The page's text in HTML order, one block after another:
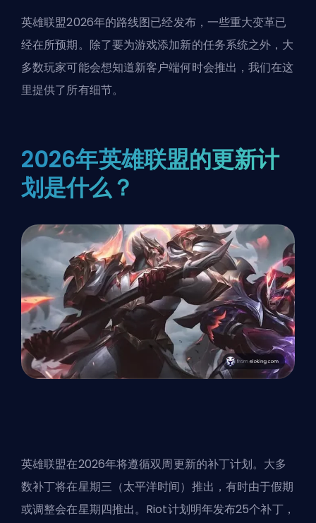
英雄联盟2026年的路线图已经发布，一些重大变革已
经在所预期。除了要为游戏添加新的任务系统之外，大
多数玩家可能会想知道新客户端何时会推出，我们在这
里提供了所有细节。
2026年英雄联盟的更新计
划是什么？
英雄联盟在2026年将遵循双周更新的补丁计划。大多
数补丁将在星期三（太平洋时间）推出，有时由于假期
或调整会在星期四推出。 Riot计划明年发布25个补丁，